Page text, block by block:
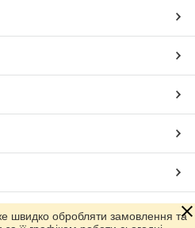
Prom.ua
швидко обробляти замовлення та